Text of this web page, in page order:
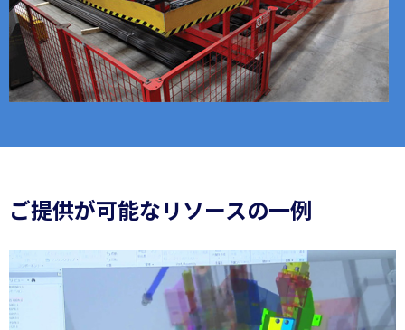
ご提供が可能なリソースの一例